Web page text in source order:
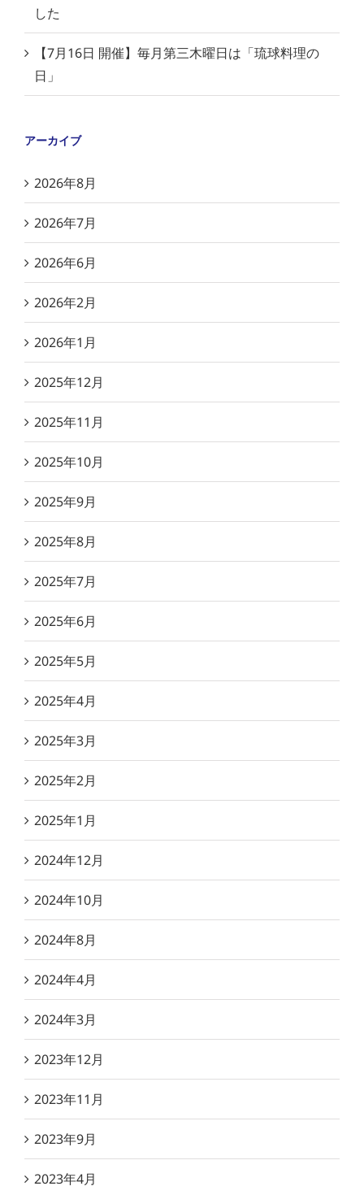
した
【7月16日 開催】毎月第三木曜日は「琉球料理の
日」
アーカイブ
2026年8月
2026年7月
2026年6月
2026年2月
2026年1月
2025年12月
2025年11月
2025年10月
2025年9月
2025年8月
2025年7月
2025年6月
2025年5月
2025年4月
2025年3月
2025年2月
2025年1月
2024年12月
2024年10月
2024年8月
2024年4月
2024年3月
2023年12月
2023年11月
2023年9月
2023年4月